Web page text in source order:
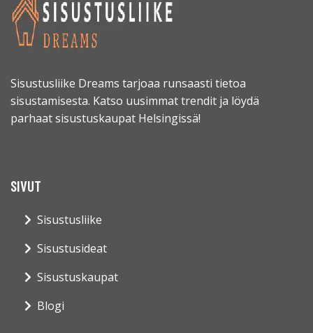
Sisustusliike Dreams tarjoaa runsaasti tietoa
sisustamisesta. Katso uusimmat trendit ja löydä
parhaat sisustuskaupat Helsingissä!
SIVUT
Sisustusliike
Sisustusideat
Sisustuskaupat
Blogi